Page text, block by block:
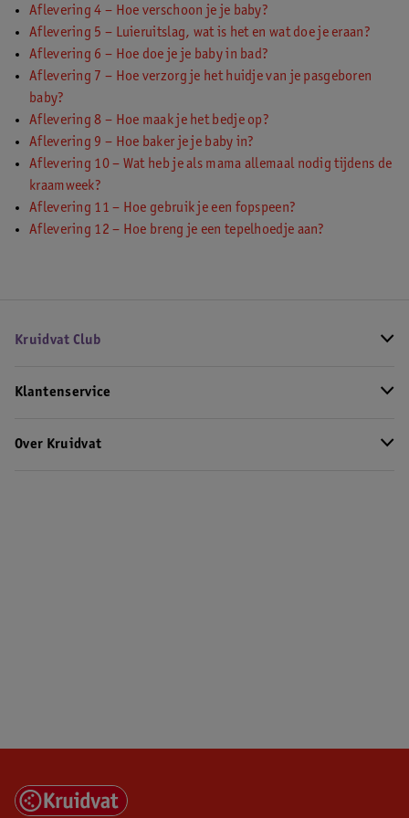
Aflevering 4 – Hoe verschoon je je baby?
Aflevering 5 – Luieruitslag, wat is het en wat doe je eraan?
Aflevering 6 – Hoe doe je je baby in bad?
Aflevering 7 – Hoe verzorg je het huidje van je pasgeboren
baby?
Aflevering 8 – Hoe maak je het bedje op?
Aflevering 9 – Hoe baker je je baby in?
Aflevering 10 – Wat heb je als mama allemaal nodig tijdens de
kraamweek?
Aflevering 11 – Hoe gebruik je een fopspeen?
Aflevering 12 – Hoe breng je een tepelhoedje aan?
Kruidvat Club
Klantenservice
Over Kruidvat